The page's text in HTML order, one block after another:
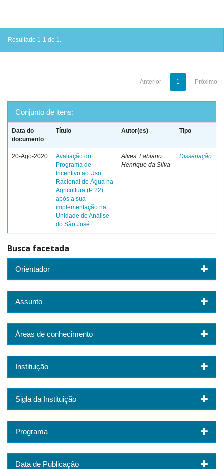
Resultado 1-1 de 1.
Anterior 1 Próximo
Conjunto de itens:
Data do
documento
Título Autor(es) Tipo
20-Ago-2020
Avaliação do
Programa de
Incentivo ao Uso
Racional de Água na
Agricultura (P 22)
após a sua
implementação na
Unidade de Análise
do São José
Alves, Fabiano
Henrique da Silva
Dissertação
Busca facetada
Orientador
Assunto
Áreas de conhecimento
Instituição
Sigla da Instituição
Programa
Data de Publicação